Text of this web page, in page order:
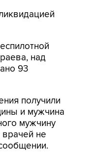
над
93
получили
и мужчина
мужчину
не